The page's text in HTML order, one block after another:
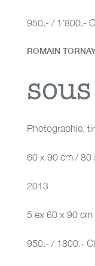
950.- / 1’800.-
sous
ROMAIN
Photographie,
60 x 90 cm / 80
2013
5 ex 60 x 90
950.- / 1800.-